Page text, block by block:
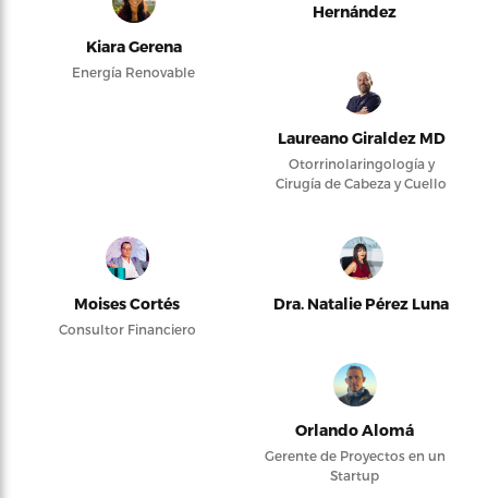
Kiara Gerena
Energía Renovable
Hernández
Laureano Giraldez MD
Otorrinolaringología y
Cirugía de Cabeza y Cuello
Moises Cortés
Consultor Financiero
Dra. Natalie Pérez Luna
Orlando Alomá
Gerente de Proyectos en un
Startup